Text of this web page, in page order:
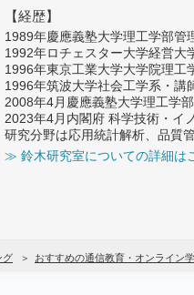
【経歴】
1989年慶應義塾大学理工学部管
1992年ロチェスター大学経営大
1996年東京工業大学大学院理工
1996年筑波大学社会工学系・講
2008年4月慶應義塾大学理工学
2023年4月内閣府 科学技術・イ
研究分野は応用統計解析、品質
≫ 鈴木研究室についての詳細は
グ おすすめの通信教育・オンライン